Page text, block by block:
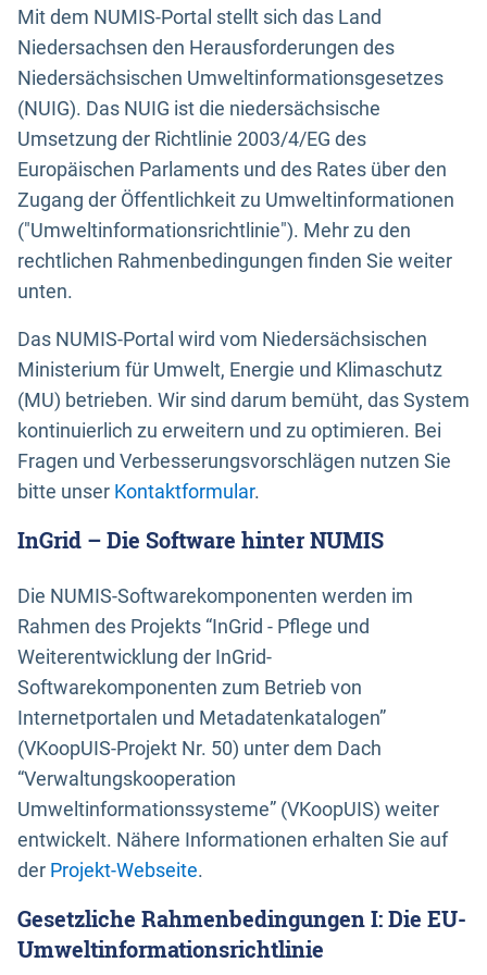
Mit dem NUMIS-Portal stellt sich das Land
Niedersachsen den Herausforderungen des
Niedersächsischen Umweltinformationsgesetzes
(NUIG). Das NUIG ist die niedersächsische
Umsetzung der Richtlinie 2003/4/EG des
Europäischen Parlaments und des Rates über den
Zugang der Öffentlichkeit zu Umweltinformationen
("Umweltinformationsrichtlinie"). Mehr zu den
rechtlichen Rahmenbedingungen finden Sie weiter
unten.
Das NUMIS-Portal wird vom Niedersächsischen
Ministerium für Umwelt, Energie und Klimaschutz
(MU) betrieben. Wir sind darum bemüht, das System
kontinuierlich zu erweitern und zu optimieren. Bei
Fragen und Verbesserungsvorschlägen nutzen Sie
bitte unser Kontaktformular.
InGrid – Die Software hinter NUMIS
Die NUMIS-Softwarekomponenten werden im
Rahmen des Projekts “InGrid - Pflege und
Weiterentwicklung der InGrid-
Softwarekomponenten zum Betrieb von
Internetportalen und Metadatenkatalogen”
(VKoopUIS-Projekt Nr. 50) unter dem Dach
“Verwaltungskooperation
Umweltinformationssysteme” (VKoopUIS) weiter
entwickelt. Nähere Informationen erhalten Sie auf
der Projekt-Webseite.
Gesetzliche Rahmenbedingungen I: Die EU-
Umweltinformationsrichtlinie